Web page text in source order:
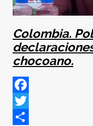
Colombia.
chocoano.
Facebook
Twitter